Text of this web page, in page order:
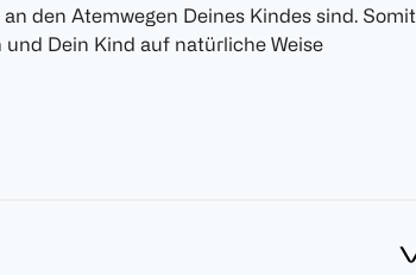
den Atemwegen Deines Kindes sind. Somit
Dein Kind auf natürliche Weise